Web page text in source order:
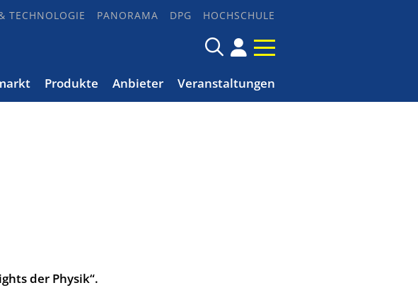
TECHNOLOGIE PANORAMA DPG HOCHSCHULE
Produkte Anbieter Veranstaltungen
der Physik“.